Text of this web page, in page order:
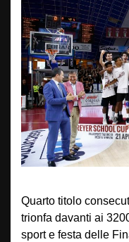
Quarto titolo
trionfa davanti ai
sport e festa delle